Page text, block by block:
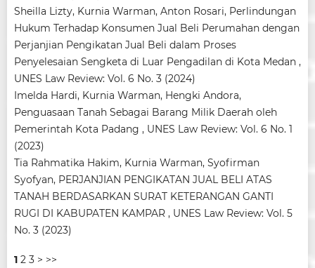
Sheilla Lizty, Kurnia Warman, Anton Rosari, Perlindungan
Hukum Terhadap Konsumen Jual Beli Perumahan dengan
Perjanjian Pengikatan Jual Beli dalam Proses
Penyelesaian Sengketa di Luar Pengadilan di Kota Medan ,
UNES Law Review: Vol. 6 No. 3 (2024)
Imelda Hardi, Kurnia Warman, Hengki Andora,
Penguasaan Tanah Sebagai Barang Milik Daerah oleh
Pemerintah Kota Padang , UNES Law Review: Vol. 6 No. 1
(2023)
Tia Rahmatika Hakim, Kurnia Warman, Syofirman
Syofyan, PERJANJIAN PENGIKATAN JUAL BELI ATAS
TANAH BERDASARKAN SURAT KETERANGAN GANTI
RUGI DI KABUPATEN KAMPAR , UNES Law Review: Vol. 5
No. 3 (2023)
1 2 3 > >>